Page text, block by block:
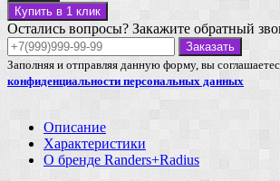
Купить в 1 клик
Остались вопросы? Закажите обратный
Заказать
Заполняя и отправляя данную форму, вы
конфиденциальности персональных данных
Описание
Характеристики
О бренде Randers+Radius